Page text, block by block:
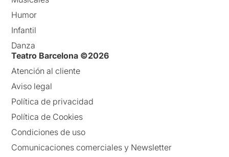
Humor
Infantil
Danza
Teatro Barcelona ©2026
Atención al cliente
Aviso legal
Política de privacidad
Política de Cookies
Condiciones de uso
Comunicaciones comerciales y Newsletter